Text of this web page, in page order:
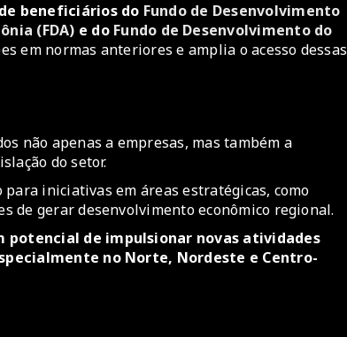
beneficiários do Fundo de Desenvolvimento
(FDA) e do Fundo de Desenvolvimento do
em normas anteriores e amplia o acesso dessas
não apenas a empresas, mas também a
do setor.
iniciativas em áreas estratégicas, como
gerar desenvolvimento econômico regional.
de impulsionar novas atividades
no Norte, Nordeste e Centro-